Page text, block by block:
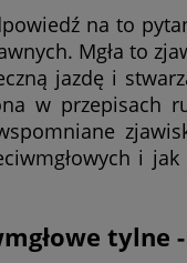
na to
Mgła to
jazdę i
w przepisach
i